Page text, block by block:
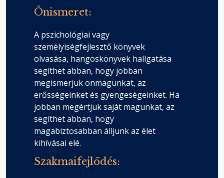
Önismeret:
A pszichológiai vagy
személyiségfejlesztő könyvek
olvasása, hangoskönyvek hallgatása
segíthet abban, hogy jobban
megismerjük önmagunkat, az
erősségeinket és gyengeségeinket. Ha
jobban megértjük saját magunkat, az
segíthet abban, hogy
magabiztosabban álljunk az élet
kihívásai elé.
Szakmaifejlődés: